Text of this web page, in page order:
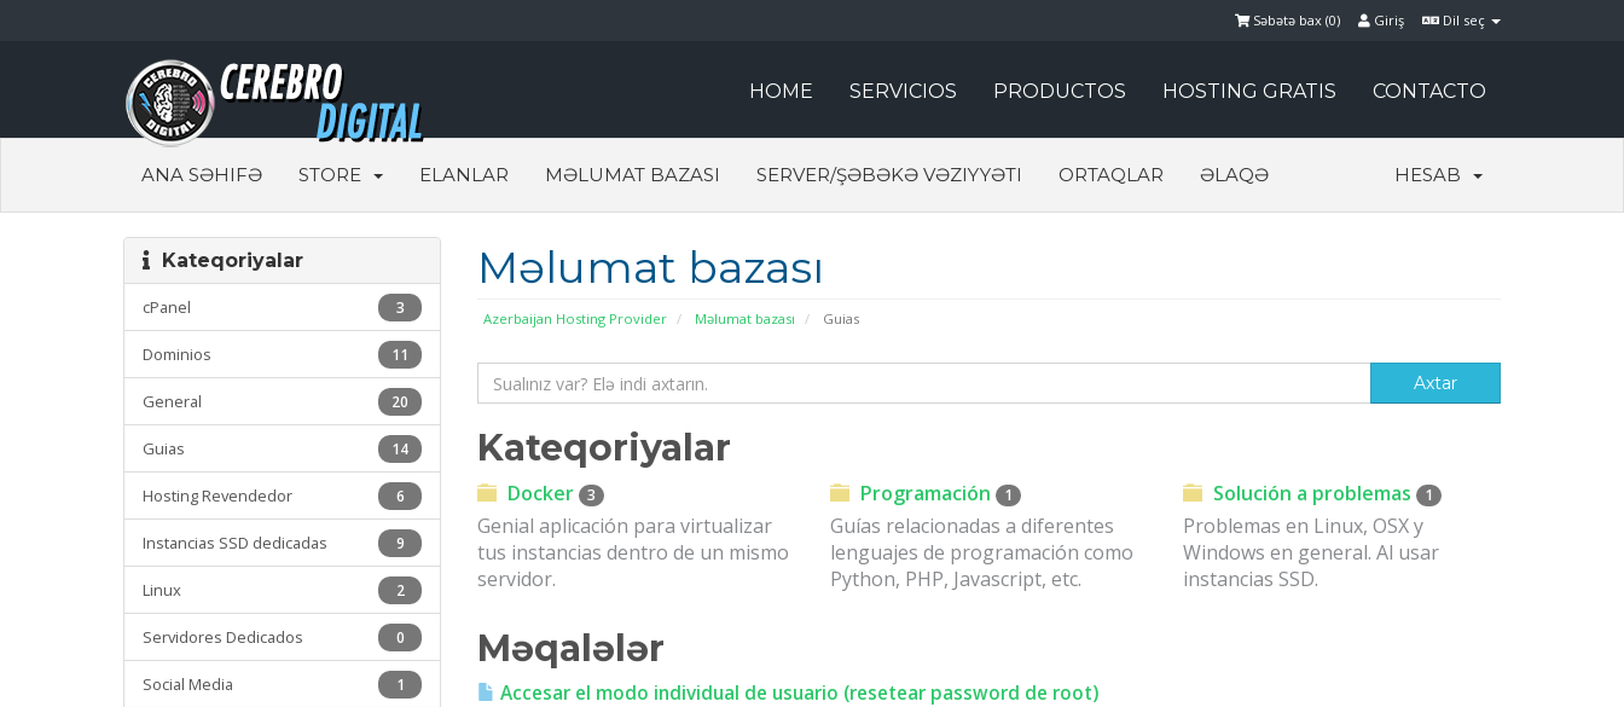
Dil seç
Giriş
Səbətə bax (0)
HOME SERVICIOS PRODUCTOS HOSTING GRATIS CONTACTO
ANA SƏHIFƏ STORE ELANLAR MƏLUMAT BAZASI SERVER/ŞƏBƏKƏ VƏZIYYƏTI ORTAQLAR ƏLAQƏ HESAB
Məlumat bazası
Azerbaijan Hosting Provider Məlumat bazası Guias
Kateqoriyalar
3
cPanel
11
Dominios
20
General
14
Guias
6
Hosting Revendedor
9
Instancias SSD dedicadas
2
Linux
0
Servidores Dedicados
1
Social Media
Kateqoriyalar
Docker 3
Genial aplicación para virtualizar
tus instancias dentro de un mismo
servidor.
Programación 1
Guías relacionadas a diferentes
lenguajes de programación como
Python, PHP, Javascript, etc.
Solución a problemas 1
Problemas en Linux, OSX y
Windows en general. Al usar
instancias SSD.
Məqalələr
Accesar el modo individual de usuario (resetear password de root)